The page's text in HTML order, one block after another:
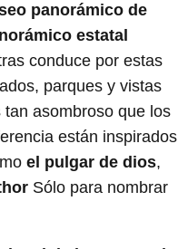
panorámico de
estatal
conduce por estas
parques y vistas
asombroso que los
están inspirados
el pulgar de dios,
Sólo para nombrar